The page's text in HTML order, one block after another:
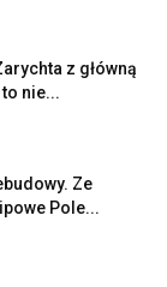
z główną
nie...
Ze
Pole...